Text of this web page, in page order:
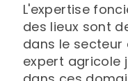
L'expertise
des lieux sont
dans le secteur
expert agricole